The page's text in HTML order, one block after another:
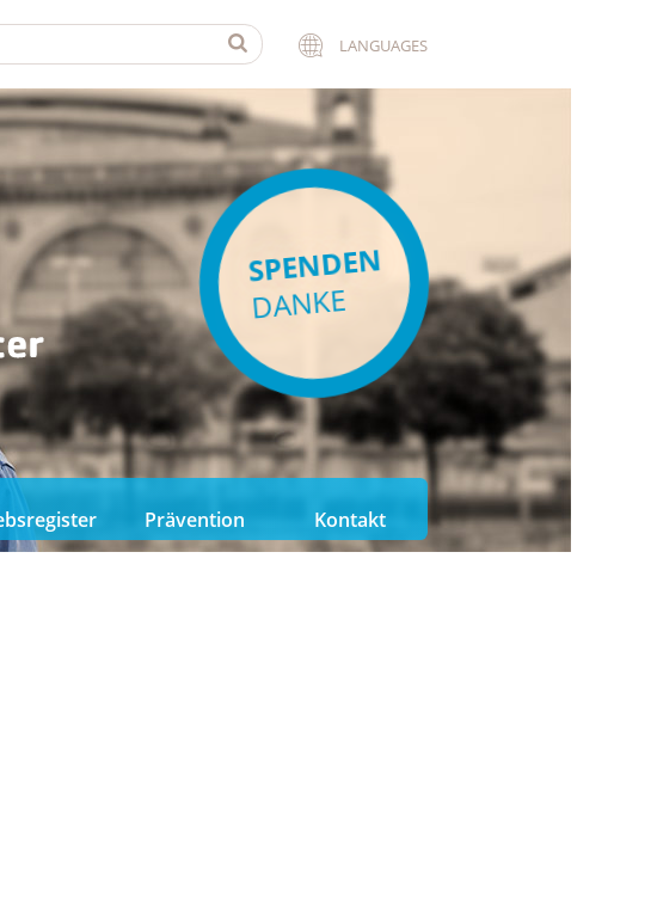
LANGUAGES
SPENDEN
DANKE
Prävention Kontakt